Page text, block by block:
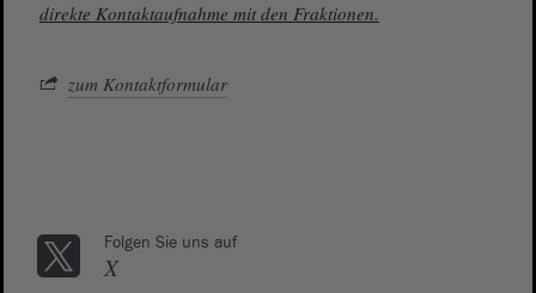
direkte Kontaktaufnahme mit den Fraktionen.
zum Kontaktformular
Folgen Sie uns auf
X